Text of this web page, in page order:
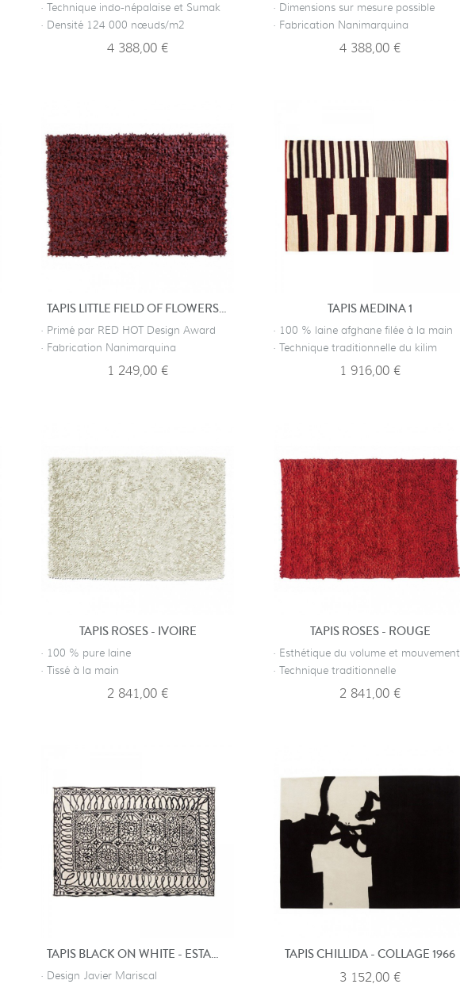
· Technique indo-népalaise et Sumak
· Densité 124 000 nœuds/m2
4 388,00 €
· Dimensions sur mesure possible
· Fabrication Nanimarquina
4 388,00 €
TAPIS LITTLE FIELD OF FLOWERS - ROUGE
· Primé par RED HOT Design Award
· Fabrication Nanimarquina
1 249,00 €
TAPIS MEDINA 1
· 100 % laine afghane filée à la main
· Technique traditionnelle du kilim
1 916,00 €
TAPIS ROSES - IVOIRE
· 100 % pure laine
· Tissé à la main
2 841,00 €
TAPIS ROSES - ROUGE
· Esthétique du volume et mouvement
· Technique traditionnelle
2 841,00 €
TAPIS BLACK ON WHITE - ESTAMBUL
· Design Javier Mariscal
TAPIS CHILLIDA - COLLAGE 1966
3 152,00 €